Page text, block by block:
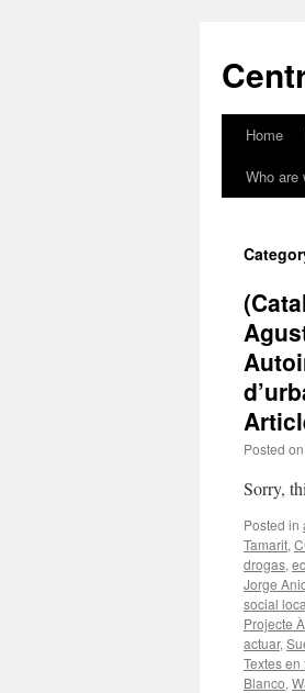
content
Home
Who are
Posted on
Sorry,
Posted in
Tamarit,
drogas,
Jorge
social
Projecte
actuar,
Textes
Blanco,